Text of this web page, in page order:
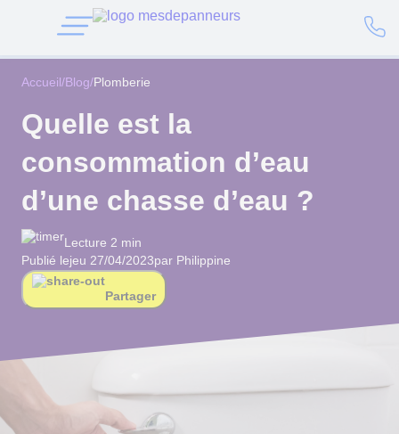
Accueil/Blog/Plomberie
Quelle est la
consommation d’eau
d’une chasse d’eau ?
Lecture 2 min
Publié lejeu 27/04/2023par Philippine
Partager